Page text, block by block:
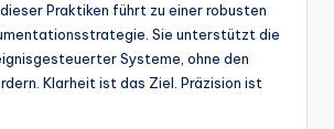
Praktiken führt zu einer robusten
Sie unterstützt die
Systeme, ohne den
Klarheit ist das Ziel. Präzision ist